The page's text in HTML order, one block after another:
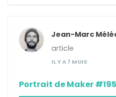
Jean-Marc
article
IL Y A 7 MOIS
Portrait de Maker